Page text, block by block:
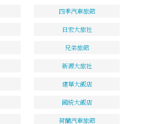
四季汽車旅館
日宏大旅社
兄弟旅館
新源大旅社
建華大飯店
國統大飯店
荷蘭汽車旅館